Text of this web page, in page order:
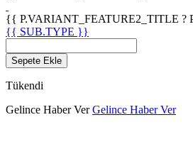
{{ P.VARIANT_FEATURE2_TITLE ?
{{ SUB.TYPE }}
Sepete Ekle
Tükendi
Gelince Haber Ver Gelince Haber Ver